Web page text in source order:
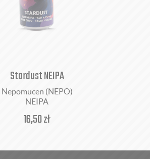
Stardust NEIPA
Nepomucen (NEPO)
NEIPA
16,50zł